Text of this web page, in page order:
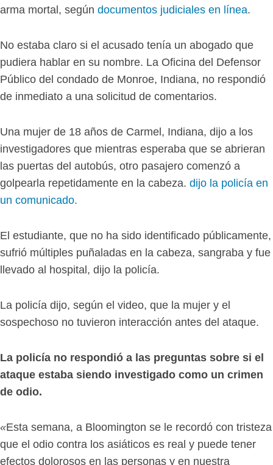
arma mortal, según documentos judiciales en línea.
No estaba claro si el acusado tenía un abogado que
pudiera hablar en su nombre. La Oficina del Defensor
Público del condado de Monroe, Indiana, no respondió
de inmediato a una solicitud de comentarios.
Una mujer de 18 años de Carmel, Indiana, dijo a los
investigadores que mientras esperaba que se abrieran
las puertas del autobús, otro pasajero comenzó a
golpearla repetidamente en la cabeza. dijo la policía en
un comunicado.
El estudiante, que no ha sido identificado públicamente,
sufrió múltiples puñaladas en la cabeza, sangraba y fue
llevado al hospital, dijo la policía.
La policía dijo, según el video, que la mujer y el
sospechoso no tuvieron interacción antes del ataque.
La policía no respondió a las preguntas sobre si el
ataque estaba siendo investigado como un crimen
de odio.
«Esta semana, a Bloomington se le recordó con tristeza
que el odio contra los asiáticos es real y puede tener
efectos dolorosos en las personas y en nuestra